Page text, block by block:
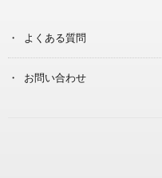
よくある質問
お問い合わせ